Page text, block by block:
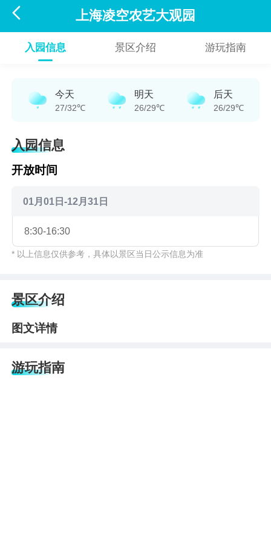
 上海凌空农艺大观园
入园信息 景区介绍 游玩指南
今天
27/32℃
明天
26/29℃
后天
26/29℃
入园信息
开放时间
01月01日-12月31日
8:30-16:30
* 以上信息仅供参考，具体以景区当日公示信息为准
景区介绍
图文详情
游玩指南